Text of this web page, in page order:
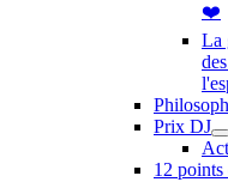
❤️
La
Prix DJ
12 points